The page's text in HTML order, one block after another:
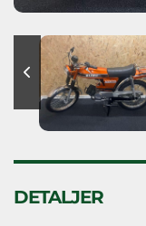
DETALJER